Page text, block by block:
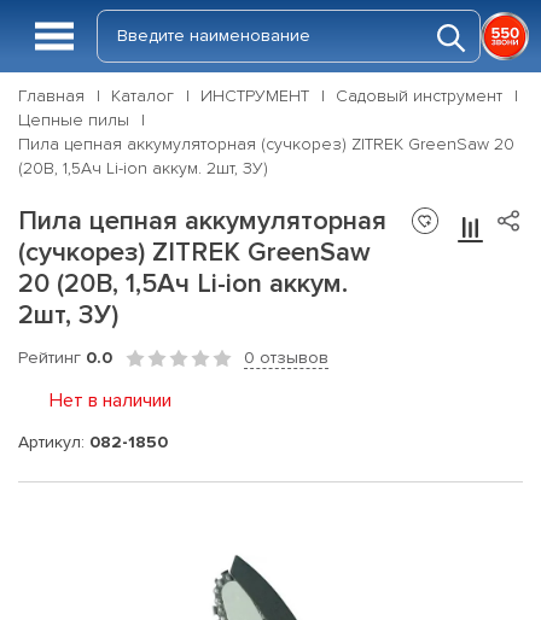
Главная Каталог ИНСТРУМЕНТ
Садовый инструмент
Цепные пилы
Пила цепная аккумуляторная (сучкорез) ZITREK GreenSaw 20
(20В, 1,5Ач Li-ion аккум. 2шт, ЗУ)
Пила цепная аккумуляторная
(сучкорез) ZITREK GreenSaw
20 (20В, 1,5Ач Li-ion аккум.
2шт, ЗУ)
Рейтинг 0.0 0 отзывов
Нет в наличии
Артикул: 082-1850